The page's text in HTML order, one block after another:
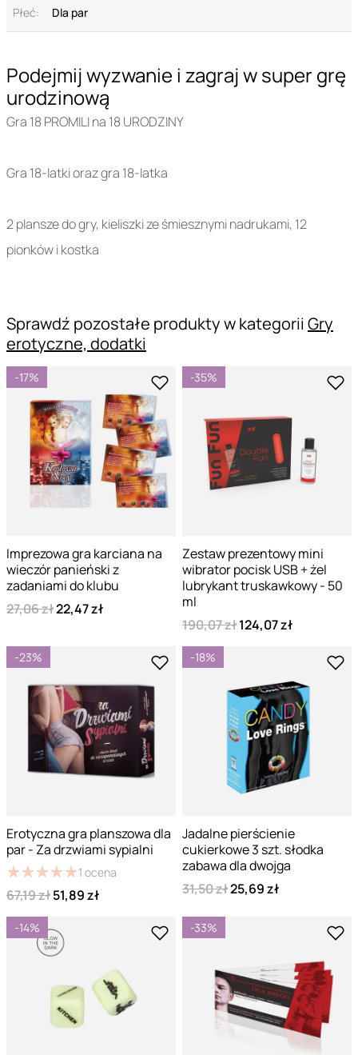
Podejmij wyzwanie i zagraj w super grę
urodzinową
Gra 18 PROMILI na 18 URODZINY
Gra 18-latki oraz gra 18-latka
2 plansze do gry, kieliszki ze śmiesznymi nadrukami, 12
pionków i kostka
Płeć: Dla par
Sprawdź pozostałe produkty w kategorii Gry
erotyczne, dodatki
-17%
Imprezowa gra karciana na
wieczór panieński z
zadaniami do klubu
27,06 zł22,47 zł
-35%
Zestaw prezentowy mini
wibrator pocisk USB + żel
lubrykant truskawkowy - 50
ml
190,07 zł124,07 zł
-23%
Erotyczna gra planszowa dla
par - Za drzwiami sypialni
★★★★★
★★★★★1 ocena
67,19 zł51,89 zł
-18%
Jadalne pierścienie
cukierkowe 3 szt. słodka
zabawa dla dwojga
31,50 zł25,69 zł
-14% -33%